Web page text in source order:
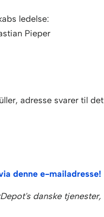
ledelse:
Pieper
adresse svarer til
denne e-mailadresse!
danske